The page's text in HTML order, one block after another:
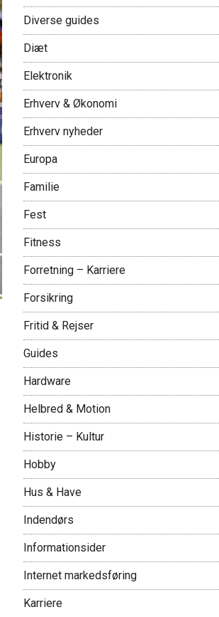
Diverse guides
Diæt
Elektronik
Erhverv & Økonomi
Erhverv nyheder
Europa
Familie
Fest
Fitness
Forretning – Karriere
Forsikring
Fritid & Rejser
Guides
Hardware
Helbred & Motion
Historie – Kultur
Hobby
Hus & Have
Indendørs
Informationsider
Internet markedsføring
Karriere